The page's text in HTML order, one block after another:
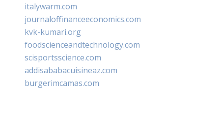
italywarm.com
journaloffinanceeconomics.com
kvk-kumari.org
foodscienceandtechnology.com
scisportsscience.com
addisababacuisineaz.com
burgerimcamas.com